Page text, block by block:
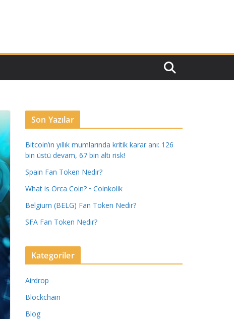
Son Yazılar
Bitcoin’ın yıllık mumlarında kritik karar anı: 126
bin üstü devam, 67 bin altı risk!
Spain Fan Token Nedir?
What is Orca Coin? • Coinkolik
Belgium (BELG) Fan Token Nedir?
SFA Fan Token Nedir?
Kategoriler
Airdrop
Blockchain
Blog